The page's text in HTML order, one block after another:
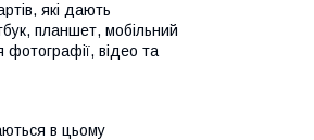
які дають
планшет, мобільний
відео та
в цьому